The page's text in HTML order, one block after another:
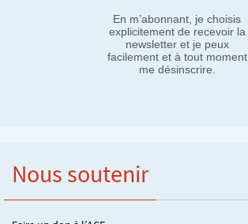
En m’abonnant, je choisis
explicitement de recevoir la
newsletter et je peux
facilement et à tout moment
me désinscrire.
Nous soutenir